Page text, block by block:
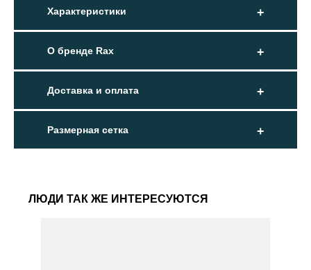
Характеристики
О бренде Rax
Доставка и оплата
Размерная сетка
ЛЮДИ ТАК ЖЕ ИНТЕРЕСУЮТСЯ